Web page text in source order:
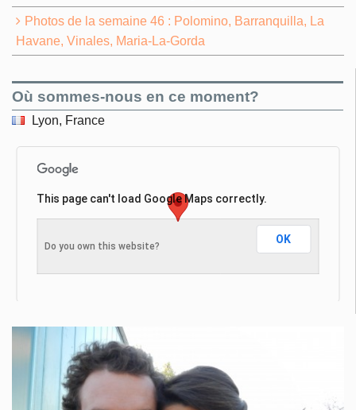
Photos de la semaine 46 : Polomino, Barranquilla, La
Havane, Vinales, Maria-La-Gorda
Où sommes-nous en ce moment?
Lyon, France
This page can't load Google Maps correctly.
Do you own this website?
OK